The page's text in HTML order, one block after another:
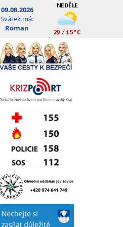
09.08.2026
Svátek má:
Roman